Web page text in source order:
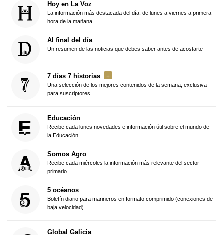
Hoy en La Voz
La información más destacada del día, de lunes a viernes a primera
hora de la mañana
Al final del día
Un resumen de las noticias que debes saber antes de acostarte
7 días 7 historias
Una selección de los mejores contenidos de la semana, exclusiva
para suscriptores
Educación
Recibe cada lunes novedades e información útil sobre el mundo de
la Educación
Somos Agro
Recibe cada miércoles la información más relevante del sector
primario
5 océanos
Boletín diario para marineros en formato comprimido (conexiones de
baja velocidad)
Global Galicia